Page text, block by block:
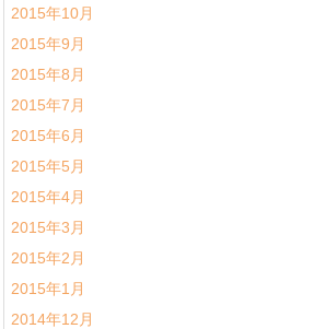
2015年10月
2015年9月
2015年8月
2015年7月
2015年6月
2015年5月
2015年4月
2015年3月
2015年2月
2015年1月
2014年12月